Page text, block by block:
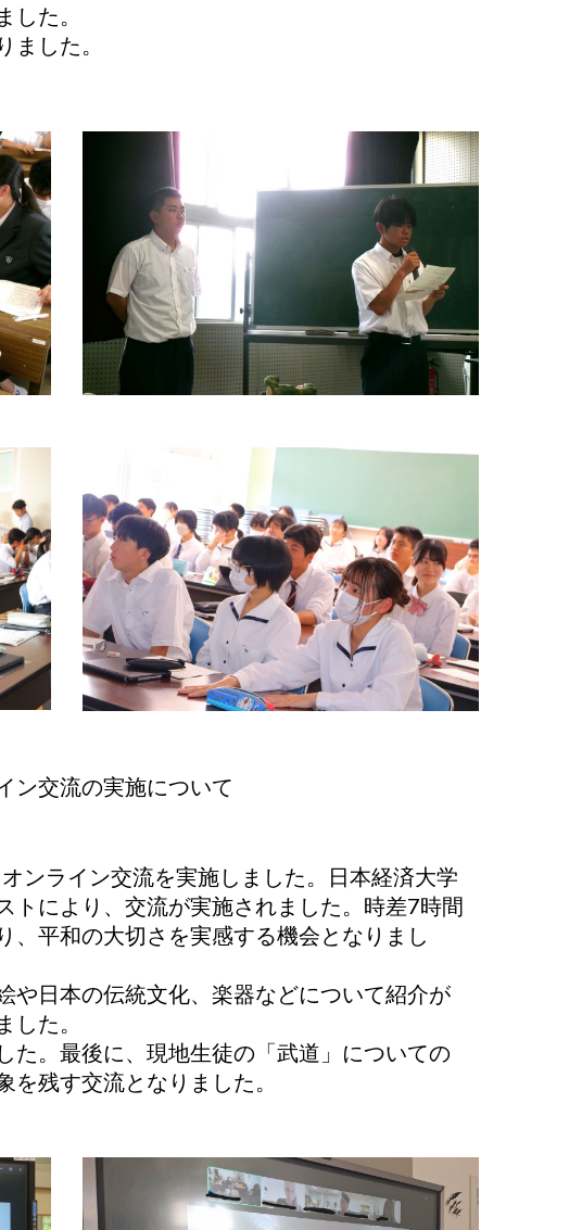
た。
した。
ン交流の実施について
ンライン交流を実施しました。日本経済大学
トにより、交流が実施されました。時差7時間
、平和の大切さを実感する機会となりまし
日本の伝統文化、楽器などについて紹介が
た。
。最後に、現地生徒の「武道」についての
残す交流となりました。